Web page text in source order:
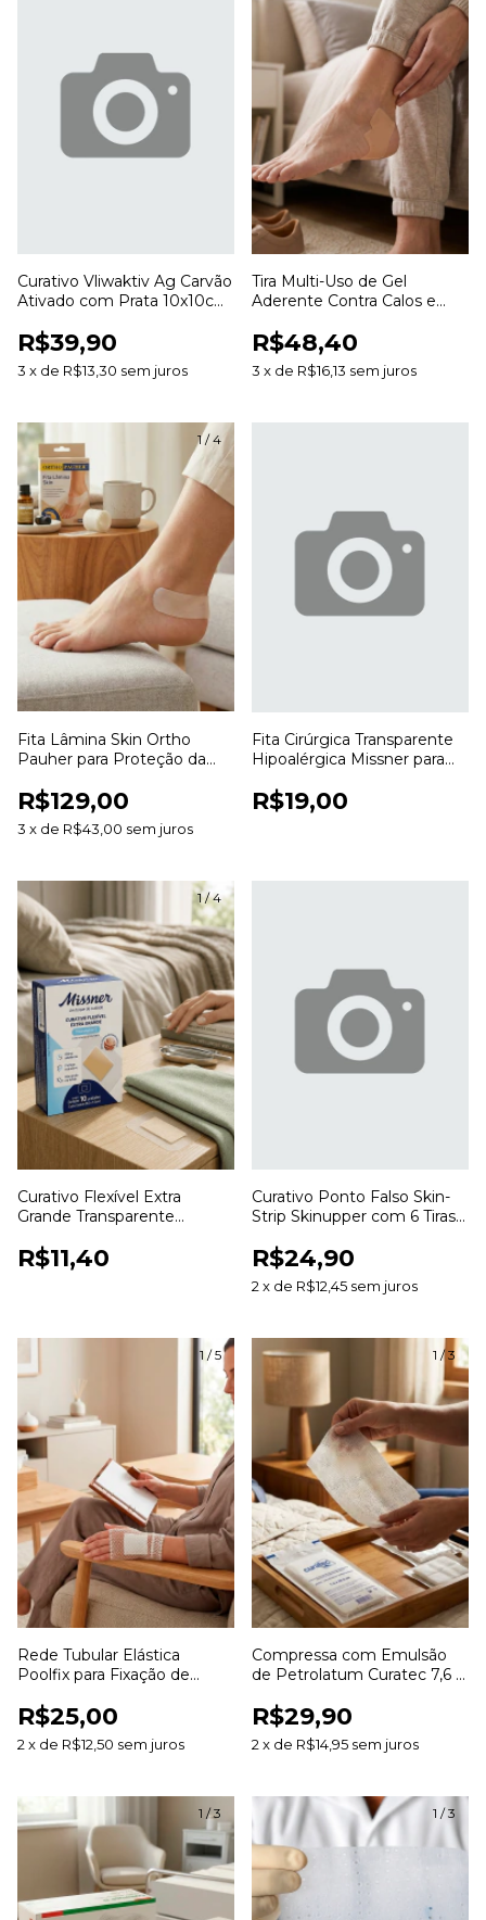
Curativo Vliwaktiv Ag Carvão
Ativado com Prata 10x10cm
R$39,90
3 x de R$13,30 sem juros
Tira Multi-Uso de Gel
Aderente Contra Calos e
Ortho Pauher
R$48,40
3 x de R$16,13 sem juros
1/4
Fita Lâmina Skin Ortho
Pauher para Proteção da
R$129,00
3 x de R$43,00 sem juros
Fita Cirúrgica Transparente
Hipoalérgica Missner para
R$19,00
1/4
Curativo Flexível Extra
Grande Transparente
Ferimentos
R$11,40
Curativo Ponto Falso Skin-
Strip Skinupper com 6 Tiras
R$24,90
2x de R$12,45 sem juros
1/5
Rede Tubular Elástica
Poolfix para Fixação de
R$25,00
2 x de R$12,50 sem juros
1 / 3
Compressa com Emulsão
de Petrolatum Curatec 7,6 x
R$29,90
2 x de R$14,95 sem juros
1 /3 1 /3